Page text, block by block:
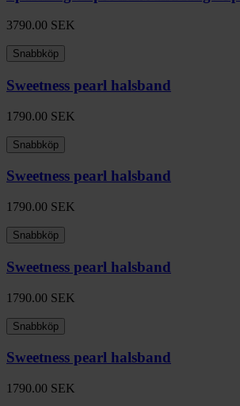
3790.00 SEK
Snabbköp
Sweetness pearl halsband
1790.00 SEK
Snabbköp
Sweetness pearl halsband
1790.00 SEK
Snabbköp
Sweetness pearl halsband
1790.00 SEK
Snabbköp
Sweetness pearl halsband
1790.00 SEK